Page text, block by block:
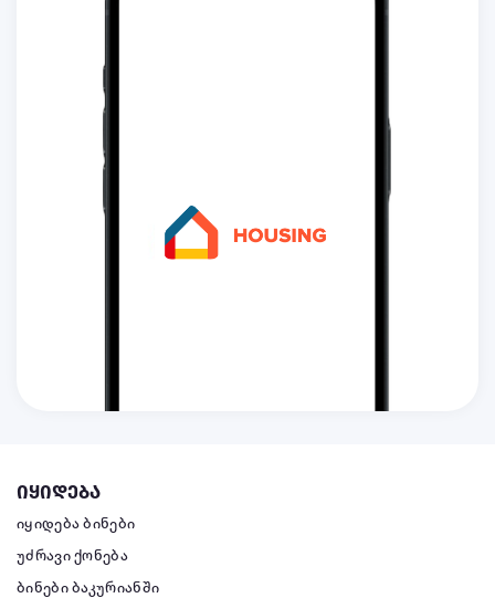
იყიდება
იყიდება ბინები
უძრავი ქონება
ბინები ბაკურიანში